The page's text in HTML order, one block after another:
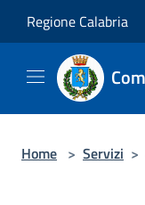
Regione Calabria
Home > Servizi >